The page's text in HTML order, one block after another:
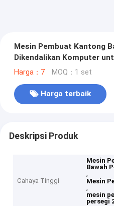
Mesin Pembuat Kantong
Dikendalikan Komputer
Mesin Pembuat Kantong
Harga：7 MOQ：1 set
Harga terbaik
Deskripsi Produk
Cahaya Tinggi
Mesin
Bawah
,
Mesin
,
mesin
persegi